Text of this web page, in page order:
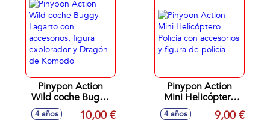
Pinypon Action
Wild coche Buggy
Lagarto con
accesorios, figura
4 años 10,00 €
Pinypon Action
Mini Helicóptero
Policía con
accesorios y figura
4 años 9,00 €